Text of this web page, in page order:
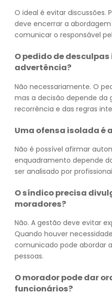
O ideal é evitar discussões.
deve encerrar a
comunicar o responsável
O pedido de
advertência?
Não necessariamente. O
mas a decisão depende da
recorrência e das regras
Uma ofensa isolada é
Não é possível afirmar
enquadramento depende
ser analisado por
O síndico precisa
moradores?
Não. A gestão deve evitar
Quando houver
comunicado pode abordar
pessoas.
O morador pode dar
funcionários?